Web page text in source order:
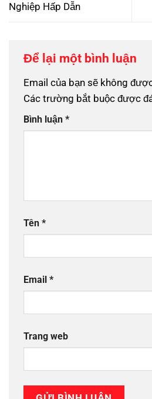
Nghiệp Hấp Dẫn
Để lại một bình luận
Email của bạn sẽ không
Các trường bắt buộc được
Bình luận *
Tên *
Email *
Trang web